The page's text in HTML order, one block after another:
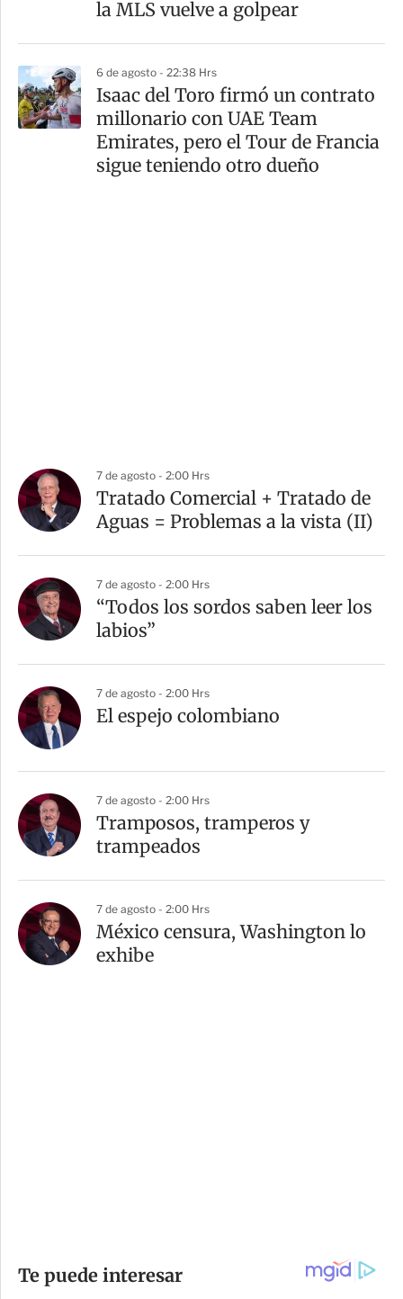
la MLS vuelve a golpear
6 de agosto - 22:38 Hrs
Isaac del Toro firmó un contrato
millonario con UAE Team
Emirates, pero el Tour de Francia
sigue teniendo otro dueño
7 de agosto - 2:00 Hrs
Tratado Comercial + Tratado de
Aguas = Problemas a la vista (II)
7 de agosto - 2:00 Hrs
“Todos los sordos saben leer los
labios”
7 de agosto - 2:00 Hrs
El espejo colombiano
7 de agosto - 2:00 Hrs
Tramposos, tramperos y
trampeados
7 de agosto - 2:00 Hrs
México censura, Washington lo
exhibe